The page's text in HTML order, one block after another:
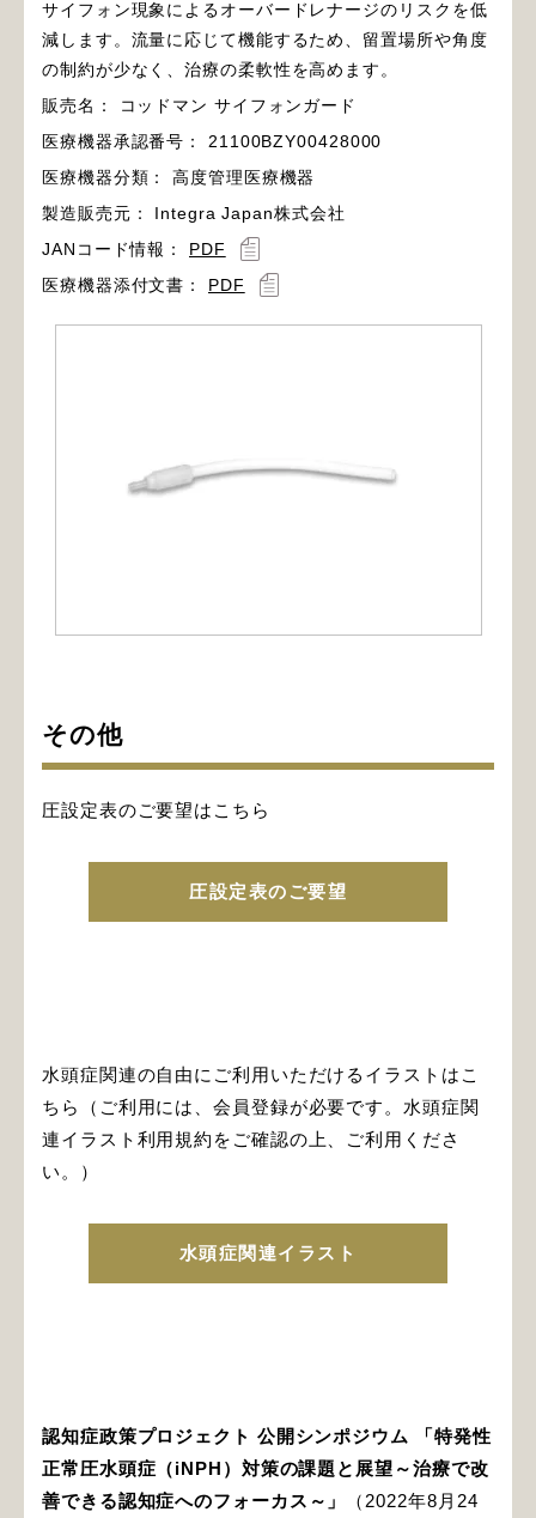
サイフォン現象によるオーバードレナージのリスクを低
減します。流量に応じて機能するため、留置場所や角度
の制約が少なく、治療の柔軟性を高めます。
販売名： コッドマン サイフォンガード
医療機器承認番号： 21100BZY00428000
医療機器分類： 高度管理医療機器
製造販売元： Integra Japan株式会社
JANコード情報： PDF
医療機器添付文書： PDF
その他
圧設定表のご要望はこちら
圧設定表のご要望
水頭症関連の自由にご利用いただけるイラストはこ
ちら（ご利用には、会員登録が必要です。水頭症関
連イラスト利用規約をご確認の上、ご利用くださ
い。）
水頭症関連イラスト
認知症政策プロジェクト 公開シンポジウム 「特発性
正常圧水頭症（iNPH）対策の課題と展望～治療で改
善できる認知症へのフォーカス～」
（2022年8月24